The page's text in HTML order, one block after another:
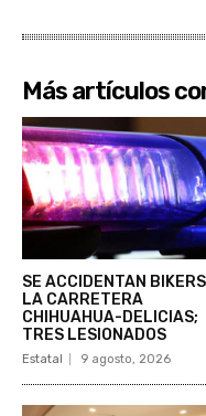
Más artículos
SE ACCIDENTAN BIKERS
LA CARRETERA
CHIHUAHUA-DELICIAS;
TRES LESIONADOS
Estatal 9 agosto, 2026